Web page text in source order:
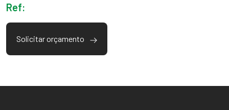
Ref:
Solicitar orçamento